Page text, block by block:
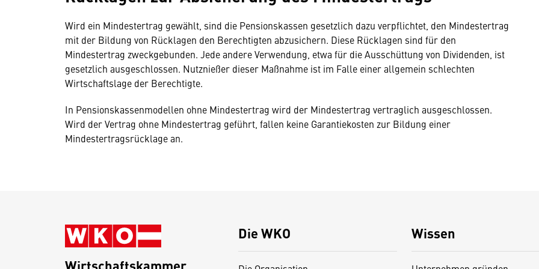
Wird ein Mindestertrag gewählt, sind die Pensionskassen gesetzlich dazu verpflichtet, den Mindestertrag
mit der Bildung von Rücklagen den Berechtigten abzusichern. Diese Rücklagen sind für den
Mindestertrag zweckgebunden. Jede andere Verwendung, etwa für die Ausschüttung von Dividenden, ist
gesetzlich ausgeschlossen. Nutznießer dieser Maßnahme ist im Falle einer allgemein schlechten
Wirtschaftslage der Berechtigte.
In Pensionskassenmodellen ohne Mindestertrag wird der Mindestertrag vertraglich ausgeschlossen.
Wird der Vertrag ohne Mindestertrag geführt, fallen keine Garantiekosten zur Bildung einer
Mindestertragsrücklage an.
Die WKO Wissen
Wirtschaftskammer